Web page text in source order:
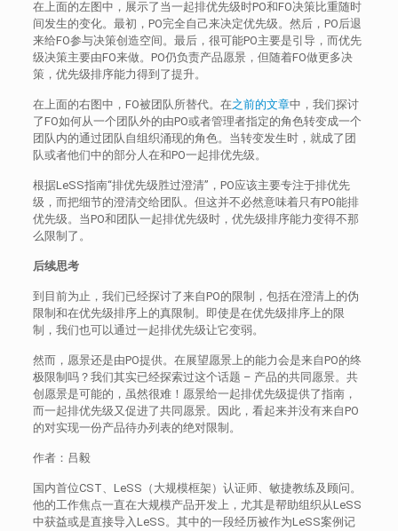
在上面的左图中，展示了当一起排优先级时PO和FO决策比重随时
间发生的变化。最初，PO完全自己来决定优先级。然后，PO后退
来给FO参与决策创造空间。最后，很可能PO主要是引导，而优先
级决策主要由FO来做。PO仍负责产品愿景，但随着FO做更多决
策，优先级排序能力得到了提升。
在上面的右图中，FO被团队所替代。在之前的文章中，我们探讨
了FO如何从一个团队外的由PO或者管理者指定的角色转变成一个
团队内的通过团队自组织涌现的角色。当转变发生时，就成了团
队或者他们中的部分人在和PO一起排优先级。
根据LeSS指南“排优先级胜过澄清”，PO应该主要专注于排优先
级，而把细节的澄清交给团队。但这并不必然意味着只有PO能排
优先级。当PO和团队一起排优先级时，优先级排序能力变得不那
么限制了。
后续思考
到目前为止，我们已经探讨了来自PO的限制，包括在澄清上的伪
限制和在优先级排序上的真限制。即使是在优先级排序上的限
制，我们也可以通过一起排优先级让它变弱。
然而，愿景还是由PO提供。在展望愿景上的能力会是来自PO的终
极限制吗？我们其实已经探索过这个话题 – 产品的共同愿景。共
创愿景是可能的，虽然很难！愿景给一起排优先级提供了指南，
而一起排优先级又促进了共同愿景。因此，看起来并没有来自PO
的对实现一份产品待办列表的绝对限制。
作者：吕毅
国内首位CST、LeSS（大规模框架）认证师、敏捷教练及顾问。
他的工作焦点一直在大规模产品开发上，尤其是帮助组织从LeSS
中获益或是直接导入LeSS。其中的一段经历被作为LeSS案例记